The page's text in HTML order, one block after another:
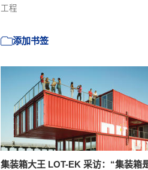
工程
添加书签
集装箱大王 LOT-EK 采访：“集装箱